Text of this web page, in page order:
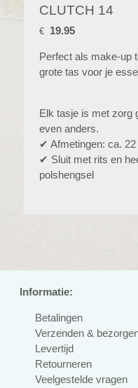
CLUTCH 14
€ 19.95
Perfect als make-up
grote tas voor je
Elk tasje is met zorg
even anders.
✔ Afmetingen: ca. 22
✔ Sluit met rits en
polshengsel
Informatie:
Betalingen
Verzenden &
Levertijd
Retourneren
Veelgestelde vragen